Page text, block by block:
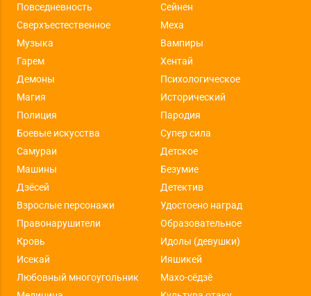
Повседневность
Сейнен
Сверхъестественное
Меха
Музыка
Вампиры
Гарем
Хентай
Демоны
Психологическое
Магия
Исторический
Полиция
Пародия
Боевые искусства
Супер сила
Самураи
Детское
Машины
Безумие
Дзёсей
Детектив
Взрослые персонажи
Удостоено наград
Правонарушители
Образовательное
Кровь
Идолы (девушки)
Исекай
Ияшикей
Любовный многоугольник
Махо-сёдзё